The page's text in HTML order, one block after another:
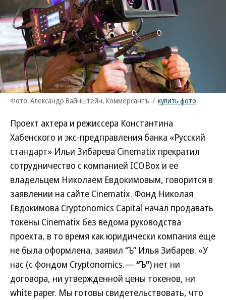
Фото: Александр Вайнштейн, Коммерсантъ / купить фото
Проект актера и режиссера Константина
Хабенского и экс-предправления банка «Русский
стандарт» Ильи Зибарева Cinematix прекратил
сотрудничество с компанией ICOBox и ее
владельцем Николаем Евдокимовым, говорится в
заявлении на сайте Cinematix. Фонд Николая
Евдокимова Cryptonomics Capital начал продавать
токены Cinematix без ведома руководства
проекта, в то время как юридически компания еще
не была оформлена, заявил “Ъ” Илья Зибарев. «У
нас (с фондом Cryptonomics.— “Ъ”) нет ни
договора, ни утвержденной цены токенов, ни
white paper. Мы готовы свидетельствовать, что